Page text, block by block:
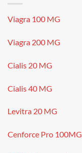
Viagra 100 MG
Viagra 200 MG
Cialis 20 MG
Cialis 40 MG
Levitra 20 MG
Cenforce Pro 100MG